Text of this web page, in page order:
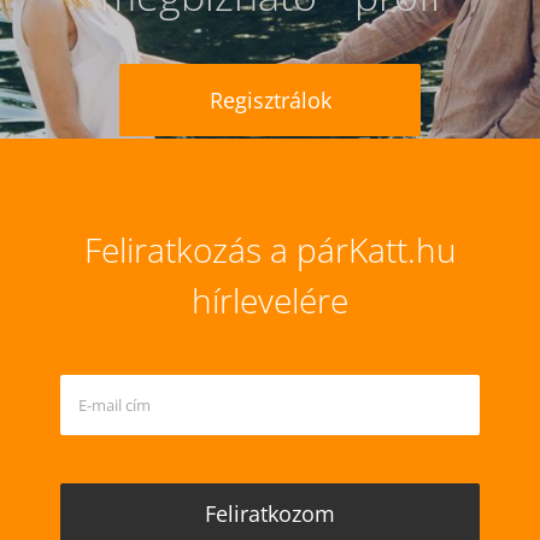
Regisztrálok
Feliratkozás a párKatt.hu
hírlevelére